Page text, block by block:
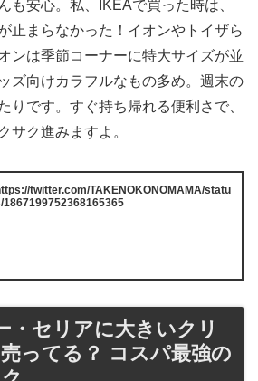
も安心。私、IKEAで買った時は、
止まらなかった！イオンやトイザら
ンは季節コーナーに特大サイズが並
ズ向けカラフルなもの多め。週末の
りです。すぐ持ち帰れる便利さで、
サク進みますよ。
twitter.com/TAKENOKONOMAMA/statu
1867199752368165365
・セリアに大きいクリ
ってる？ コスパ最強の